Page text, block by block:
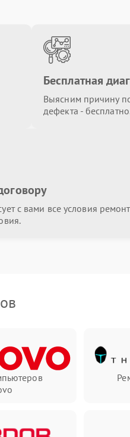
Бесплатная
Выясним причину
дефекта -
с вами все условия